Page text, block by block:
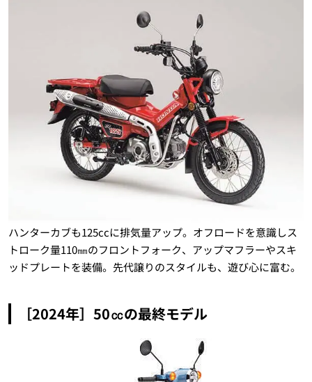
ハンターカブも125ccに排気量アップ。オフロードを意識しス
トローク量110㎜のフロントフォーク、アップマフラーやスキ
ッドプレートを装備。先代譲りのスタイルも、遊び心に富む。
［2024年］50㏄の最終モデル